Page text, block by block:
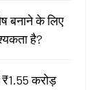
बनाने के लिए
है?
₹1.55 करोड़